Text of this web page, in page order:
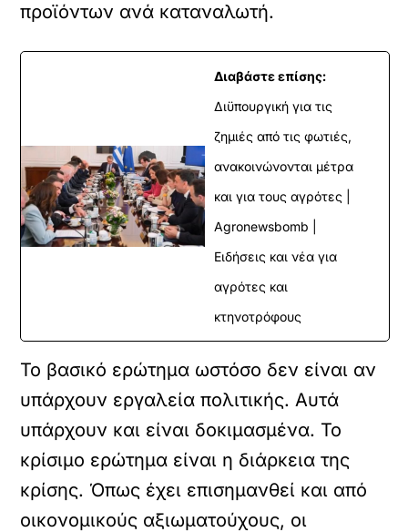
προϊόντων ανά καταναλωτή.
Διαβάστε επίσης:
Διϋπουργική για τις
ζημιές από τις φωτιές,
ανακοινώνονται μέτρα
και για τους αγρότες |
Agronewsbomb |
Ειδήσεις και νέα για
αγρότες και
κτηνοτρόφους
Το βασικό ερώτημα ωστόσο δεν είναι αν
υπάρχουν εργαλεία πολιτικής. Αυτά
υπάρχουν και είναι δοκιμασμένα. Το
κρίσιμο ερώτημα είναι η διάρκεια της
κρίσης. Όπως έχει επισημανθεί και από
οικονομικούς αξιωματούχους, οι